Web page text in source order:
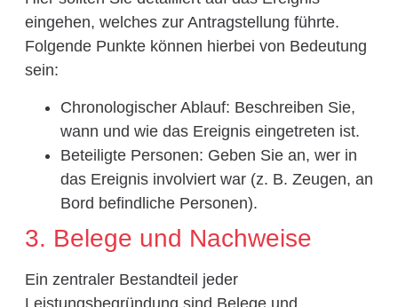
eingehen, welches zur Antragstellung führte.
Folgende Punkte können hierbei von Bedeutung
sein:
Chronologischer Ablauf: Beschreiben Sie,
wann und wie das Ereignis eingetreten ist.
Beteiligte Personen: Geben Sie an, wer in
das Ereignis involviert war (z. B. Zeugen, an
Bord befindliche Personen).
3. Belege und Nachweise
Ein zentraler Bestandteil jeder
Leistungsbegründung sind Belege und